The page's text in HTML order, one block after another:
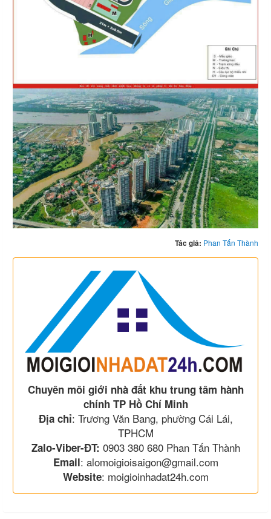
Tác giả: Phan Tấn Thành
Chuyên môi giới nhà đất khu trung tâm hành
chính TP Hồ Chí Minh
Địa chỉ: Trương Văn Bang, phường Cái Lái,
TPHCM
Zalo-Viber-ĐT: 0903 380 680 Phan Tấn Thành
Email: alomoigioisaigon@gmail.com
Website: moigioinhadat24h.com